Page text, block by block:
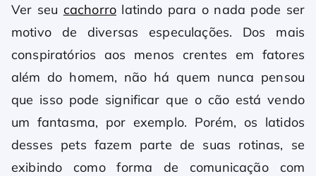
Ver seu cachorro latindo para o nada pode ser
motivo de diversas especulações. Dos mais
conspiratórios aos menos crentes em fatores
além do homem, não há quem nunca pensou
que isso pode significar que o cão está vendo
um fantasma, por exemplo. Porém, os latidos
desses pets fazem parte de suas rotinas, se
exibindo como forma de comunicação com